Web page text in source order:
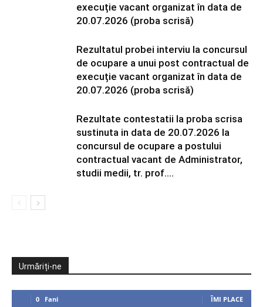
execuție vacant organizat în data de
20.07.2026 (proba scrisă)
Rezultatul probei interviu la concursul
de ocupare a unui post contractual de
execuție vacant organizat în data de
20.07.2026 (proba scrisă)
Rezultate contestatii la proba scrisa
sustinuta in data de 20.07.2026 la
concursul de ocupare a postului
contractual vacant de Administrator,
studii medii, tr. prof....
Urmăriți-ne
0 Fani ÎMI PLACE